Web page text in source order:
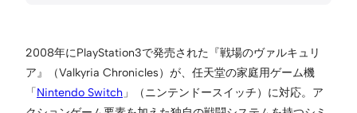
2008年にPlayStation3で発売された『戦場のヴァルキュリ
ア』（Valkyria Chronicles）が、任天堂の家庭用ゲーム機
「Nintendo Switch 」（ニンテンドースイッチ）に対応。ア